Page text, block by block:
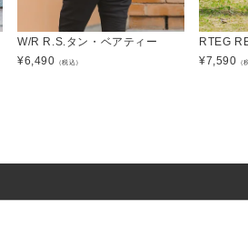
W/R R.S.タン・ベアティー
¥6,490 （税込）
RTEG
¥7,590 （